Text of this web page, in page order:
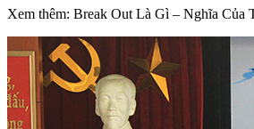
Xem thêm: Break Out Là Gì – Nghĩa Của